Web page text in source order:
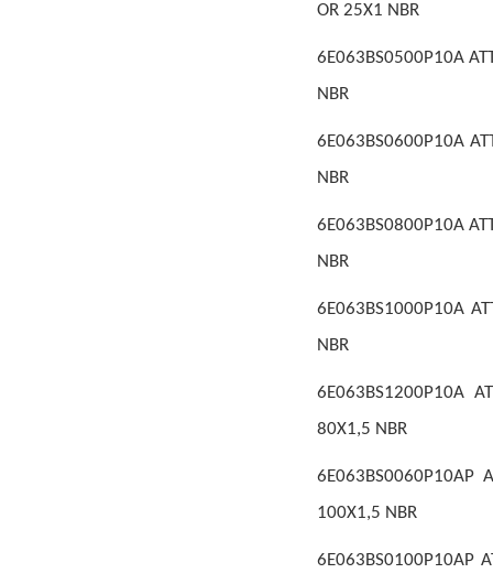
OR 25X1 NBR
6E063BS0500P10A
NBR
6E063BS0600P10A
NBR
6E063BS0800P10A
NBR
6E063BS1000P10A
NBR
6E063BS1200P10A
80X1,5 NBR
6E063BS0060P10AP
100X1,5 NBR
6E063BS0100P10AP